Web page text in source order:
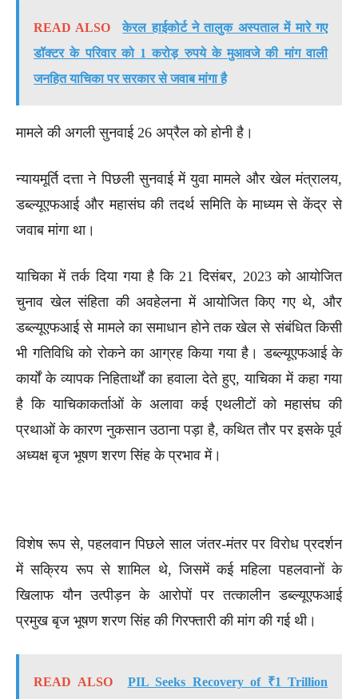
READ ALSO
केरल हाईकोर्ट ने तालुक अस्पताल में मारे गए
डॉक्टर के परिवार को 1 करोड़ रुपये के मुआवजे की मांग वाली
जनहित याचिका पर सरकार से जवाब मांगा है
मामले की अगली सुनवाई 26 अप्रैल को होनी है।
न्यायमूर्ति दत्ता ने पिछली सुनवाई में युवा मामले और खेल मंत्रालय,
डब्ल्यूएफआई और महासंघ की तदर्थ समिति के माध्यम से केंद्र से
जवाब मांगा था।
याचिका में तर्क दिया गया है कि 21 दिसंबर, 2023 को आयोजित
चुनाव खेल संहिता की अवहेलना में आयोजित किए गए थे, और
डब्ल्यूएफआई से मामले का समाधान होने तक खेल से संबंधित किसी
भी गतिविधि को रोकने का आग्रह किया गया है। डब्ल्यूएफआई के
कार्यों के व्यापक निहितार्थों का हवाला देते हुए, याचिका में कहा गया
है कि याचिकाकर्ताओं के अलावा कई एथलीटों को महासंघ की
प्रथाओं के कारण नुकसान उठाना पड़ा है, कथित तौर पर इसके पूर्व
अध्यक्ष बृज भूषण शरण सिंह के प्रभाव में।
विशेष रूप से, पहलवान पिछले साल जंतर-मंतर पर विरोध प्रदर्शन
में सक्रिय रूप से शामिल थे, जिसमें कई महिला पहलवानों के
खिलाफ यौन उत्पीड़न के आरोपों पर तत्कालीन डब्ल्यूएफआई
प्रमुख बृज भूषण शरण सिंह की गिरफ्तारी की मांग की गई थी।
READ ALSO
PIL Seeks Recovery of ₹1 Trillion